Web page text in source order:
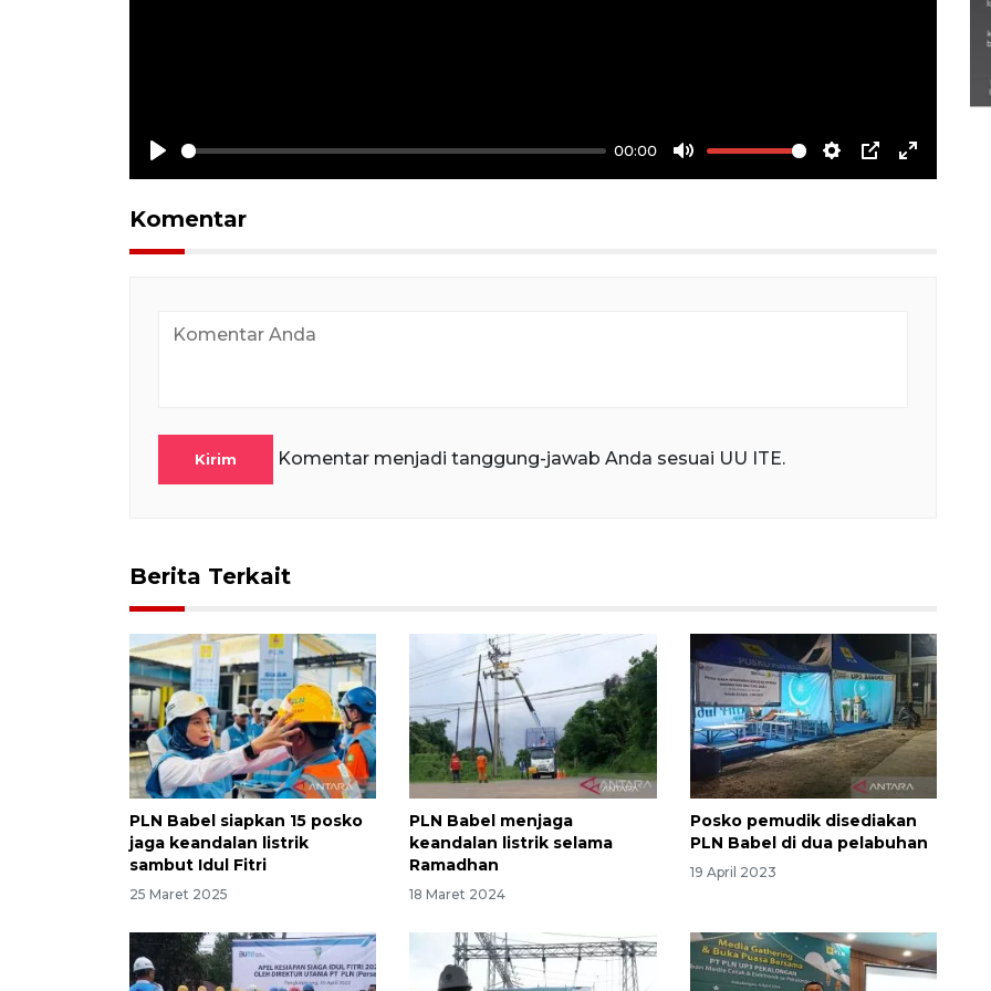
Play
00:00
Mute Settings
PIP Enter
Komentar
Kirim Komentar menjadi tanggung-jawab Anda sesuai UU ITE.
Berita Terkait
PLN Babel siapkan 15 posko
jaga keandalan listrik
sambut Idul Fitri
25 Maret 2025
PLN Babel menjaga
keandalan listrik selama
Ramadhan
18 Maret 2024
Posko pemudik disediakan
PLN Babel di dua pelabuhan
19 April 2023